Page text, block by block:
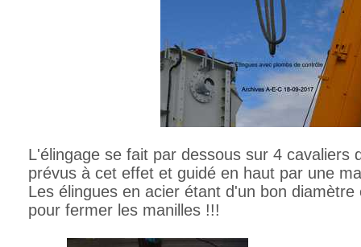
L'élingage se fait par dessous sur 4 cavaliers
prévus à cet effet et guidé en haut par une
Les élingues en acier étant d'un bon
pour fermer les manilles !!!